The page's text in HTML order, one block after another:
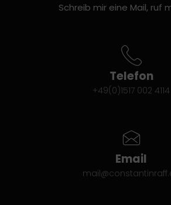
Schreib mir eine Mail, ruf
Telefon
+49(0)1517 002 4114
Email